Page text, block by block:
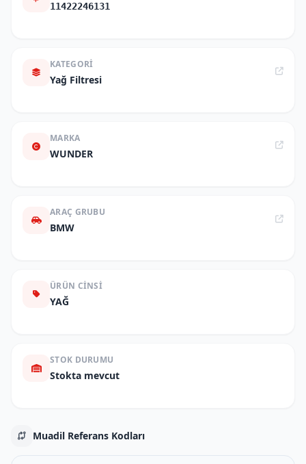
11422246131
KATEGORI
Yağ Filtresi
MARKA
WUNDER
ARAÇ GRUBU
BMW
ÜRÜN CINSI
YAĞ
STOK DURUMU
Stokta mevcut
Muadil Referans Kodları